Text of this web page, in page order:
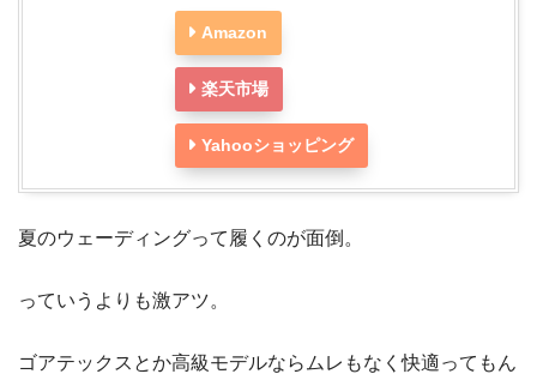
Amazon
楽天市場
Yahooショッピング
夏のウェーディングって履くのが面倒。
っていうよりも激アツ。
ゴアテックスとか高級モデルならムレもなく快適ってもん